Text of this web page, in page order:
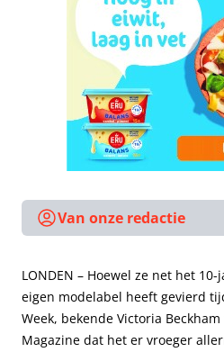
Van onze redactie
LONDEN – Hoewel ze net het
eigen modelabel heeft gevierd
Week, bekende Victoria
Magazine dat het er vroeger